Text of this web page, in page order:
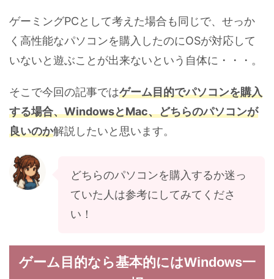
ゲーミングPCとして考えた場合も同じで、せっか
く高性能なパソコンを購入したのにOSが対応して
いないと遊ぶことが出来ないという自体に・・・。
そこで今回の記事ではゲーム目的でパソコンを購入
する場合、WindowsとMac、どちらのパソコンが
良いのか解説したいと思います。
どちらのパソコンを購入するか迷っ
ていた人は参考にしてみてくださ
い！
ゲーム目的なら基本的にはWindows一